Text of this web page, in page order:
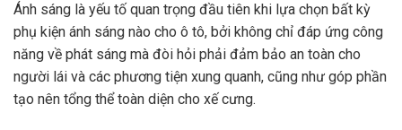
Ánh sáng là yếu tố quan trọng đầu tiên khi lựa chọn bất kỳ
phụ kiện ánh sáng nào cho ô tô, bởi không chỉ đáp ứng công
năng về phát sáng mà đòi hỏi phải đảm bảo an toàn cho
người lái và các phương tiện xung quanh, cũng như góp phần
tạo nên tổng thể toàn diện cho xế cưng.